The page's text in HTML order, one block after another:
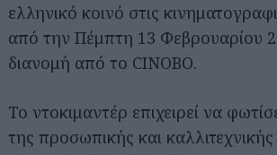
ελληνικό κοινό στις
από την Πέμπτη 13 Φεβρουαρίου
διανομή από το CINOBO.
Το ντοκιμαντέρ επιχειρεί να
της προσωπικής και